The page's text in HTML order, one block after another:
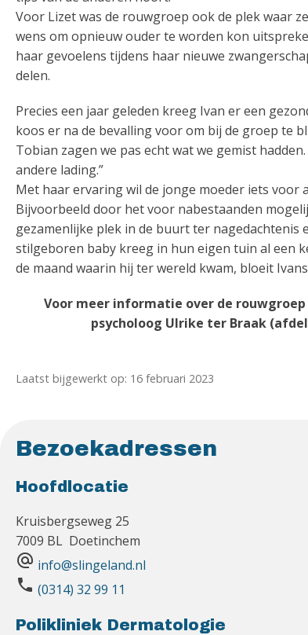
Voor Lizet was de rouwgroep ook de plek waar
wens om opnieuw ouder te worden kon
haar gevoelens tijdens haar nieuwe
delen.
Precies een jaar geleden kreeg Ivan er een
koos er na de bevalling voor om bij de groep te
Tobian zagen we pas echt wat we gemist
andere lading.”
Met haar ervaring wil de jonge moeder iets voor
Bijvoorbeeld door het voor nabestaanden
gezamenlijke plek in de buurt ter nagedachtenis
stilgeboren baby kreeg in hun eigen tuin al een
de maand waarin hij ter wereld kwam, bloeit
Voor meer informatie over de
psycholoog Ulrike ter Braak
Laatst bijgewerkt op: 16 februari 2023
Bezoekadressen
Hoofdlocatie
Kruisbergseweg 25
7009 BL Doetinchem
alternate_email info@slingeland.nl
phone (0314) 32 99 11
Polikliniek Dermatologie